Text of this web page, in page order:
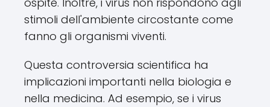
stimoli dell'ambiente circostante come
fanno gli organismi viventi.
Questa controversia scientifica ha
implicazioni importanti nella biologia e
nella medicina. Ad esempio, se i virus